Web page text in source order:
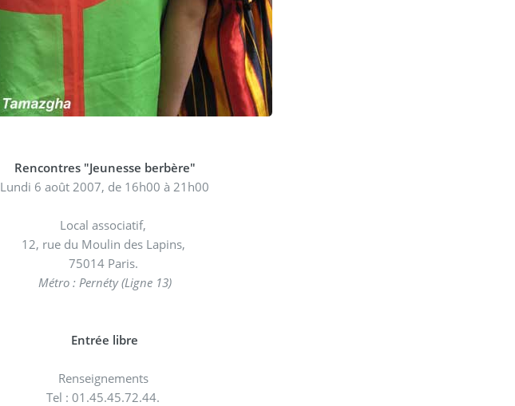
Rencontres "Jeunesse berbère"
Lundi 6 août 2007, de 16h00 à 21h00
Local associatif,
12, rue du Moulin des Lapins,
75014 Paris.
Métro : Pernéty (Ligne 13)
Entrée libre
Renseignements
Tel : 01.45.45.72.44.